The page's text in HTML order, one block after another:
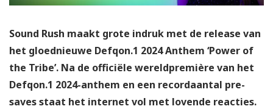
Sound Rush maakt grote indruk met de release van
het gloednieuwe Defqon.1 2024 Anthem ‘Power of
the Tribe’. Na de officiële wereldpremière van het
Defqon.1 2024-anthem en een recordaantal pre-
saves staat het internet vol met lovende reacties.